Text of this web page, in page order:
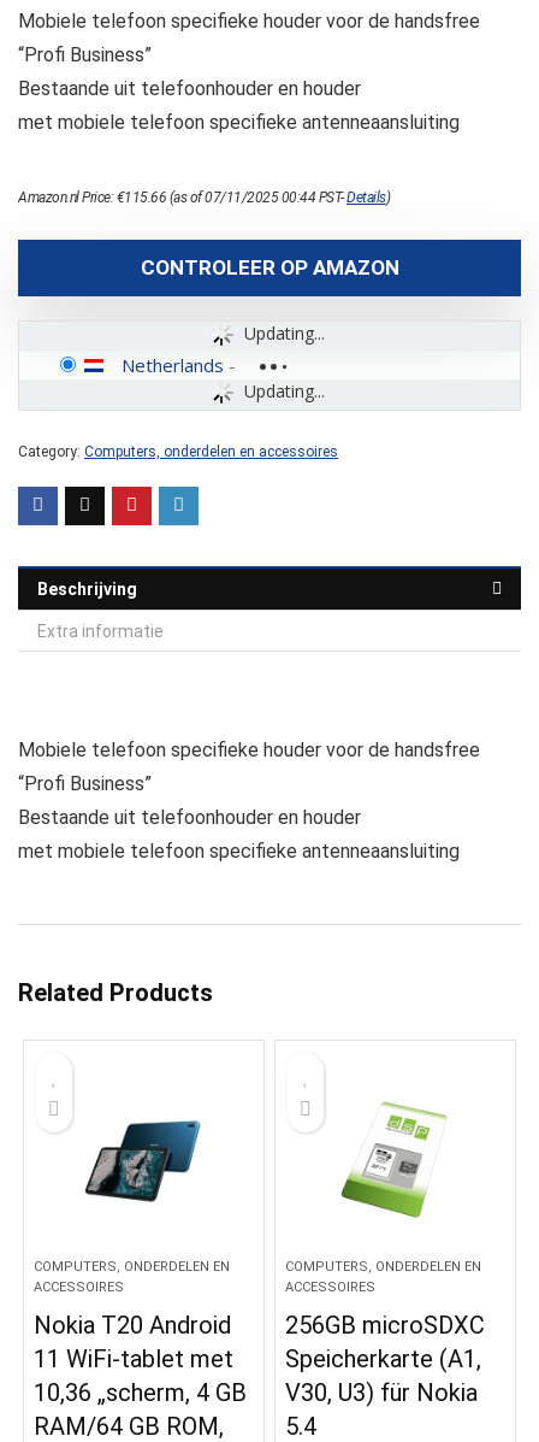
Mobiele telefoon specifieke houder voor de handsfree
“Profi Business”
Bestaande uit telefoonhouder en houder
met mobiele telefoon specifieke antenneaansluiting
Amazon.nl Price:€115.66 (as of 07/11/2025 00:44 PST-Details)
CONTROLEER OP AMAZON
Updating...
Updating...
Netherlands -
Category: Computers, onderdelen en accessoires
Beschrijving
Extra informatie
Mobiele telefoon specifieke houder voor de handsfree
“Profi Business”
Bestaande uit telefoonhouder en houder
met mobiele telefoon specifieke antenneaansluiting
Related Products
COMPUTERS, ONDERDELEN EN
ACCESSOIRES
Nokia T20 Android
11 WiFi-tablet met
10,36 „scherm, 4 GB
RAM/64 GB ROM,
COMPUTERS, ONDERDELEN EN
ACCESSOIRES
256GB microSDXC
Speicherkarte (A1,
V30, U3) für Nokia
5.4